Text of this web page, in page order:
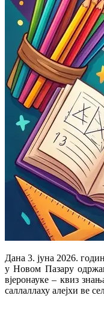
Дана 3. јуна 2026.
у Новом Пазару
вјеронауке – квиз
саллаллаху алејхи ве